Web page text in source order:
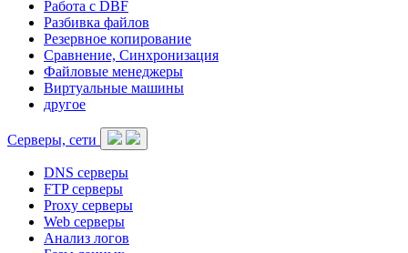
Работа с DBF
Разбивка файлов
Резервное копирование
Сравнение, Синхронизация
Файловые менеджеры
Виртуальные машины
другое
Серверы, сети
DNS серверы
FTP серверы
Proxy серверы
Web серверы
Анализ логов